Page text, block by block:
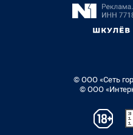
© ООО «Сеть
© ООО